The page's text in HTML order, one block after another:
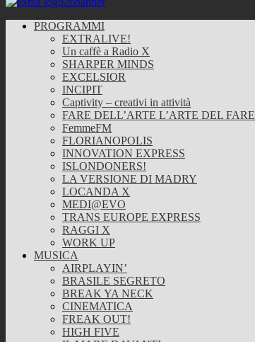
PROGRAMMI
EXTRALIVE!
Un caffè a Radio X
SHARPER MINDS
EXCELSIOR
INCIPIT
Captivity – creativi in attività
FARE DELL’ARTE L’ARTE DEL FARE
FemmeFM
FLORIANOPOLIS
INNOVATION EXPRESS
ISLONDONERS!
LA VERSIONE DI MADRY
LOCANDA X
MEDI@EVO
TRANS EUROPE EXPRESS
RAGGI X
WORK UP
MUSICA
AIRPLAYIN’
BRASILE SEGRETO
BREAK YA NECK
CINEMATICA
FREAK OUT!
HIGH FIVE